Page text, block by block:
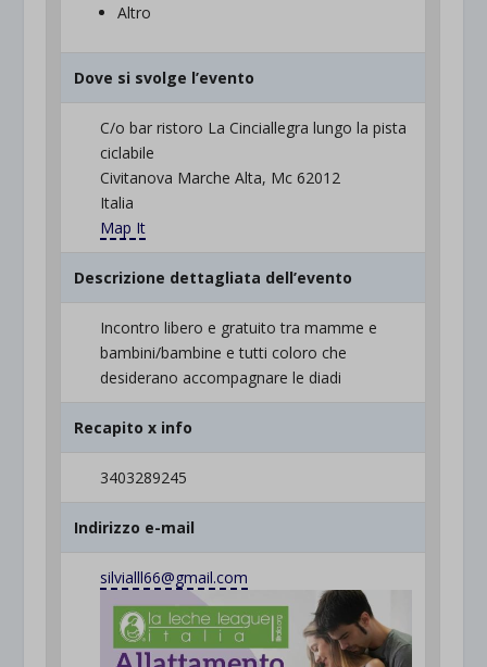
Altro
Dove si svolge l’evento
C/o bar ristoro La Cinciallegra lungo la pista
ciclabile
Civitanova Marche Alta, Mc 62012
Italia
Map It
Descrizione dettagliata dell’evento
Incontro libero e gratuito tra mamme e
bambini/bambine e tutti coloro che
desiderano accompagnare le diadi
Recapito x info
3403289245
Indirizzo e-mail
silvialll66@gmail.com